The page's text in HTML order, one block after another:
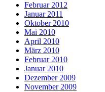
Februar 2012
Januar 2011
Oktober 2010
Mai 2010
April 2010
März 2010
Februar 2010
Januar 2010
Dezember 2009
November 2009